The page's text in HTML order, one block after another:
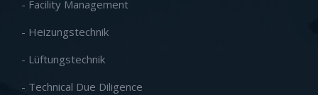
- Facility Management
- Heizungstechnik
- Lüftungstechnik
- Technical Due Diligence